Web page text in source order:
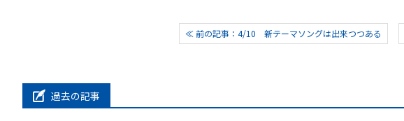
≪ 前の記事：4/10 新テーマソングは出来つつある
過去の記事